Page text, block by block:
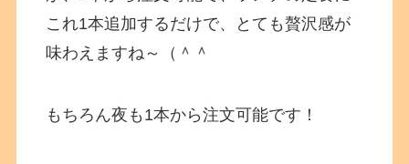
これ1本追加するだけで、とても贅沢感が
味わえますね～（＾＾
もちろん夜も1本から注文可能です！